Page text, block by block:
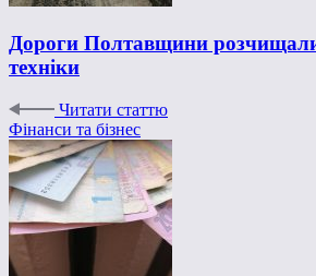
Дороги Полтавщини
техніки
Читати статтю
Фінанси та бізнес